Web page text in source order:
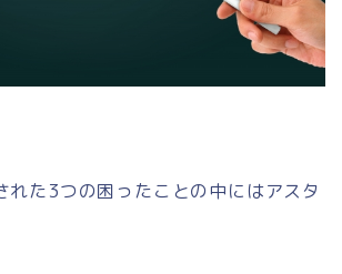
れた3つの困ったことの中にはアスタ